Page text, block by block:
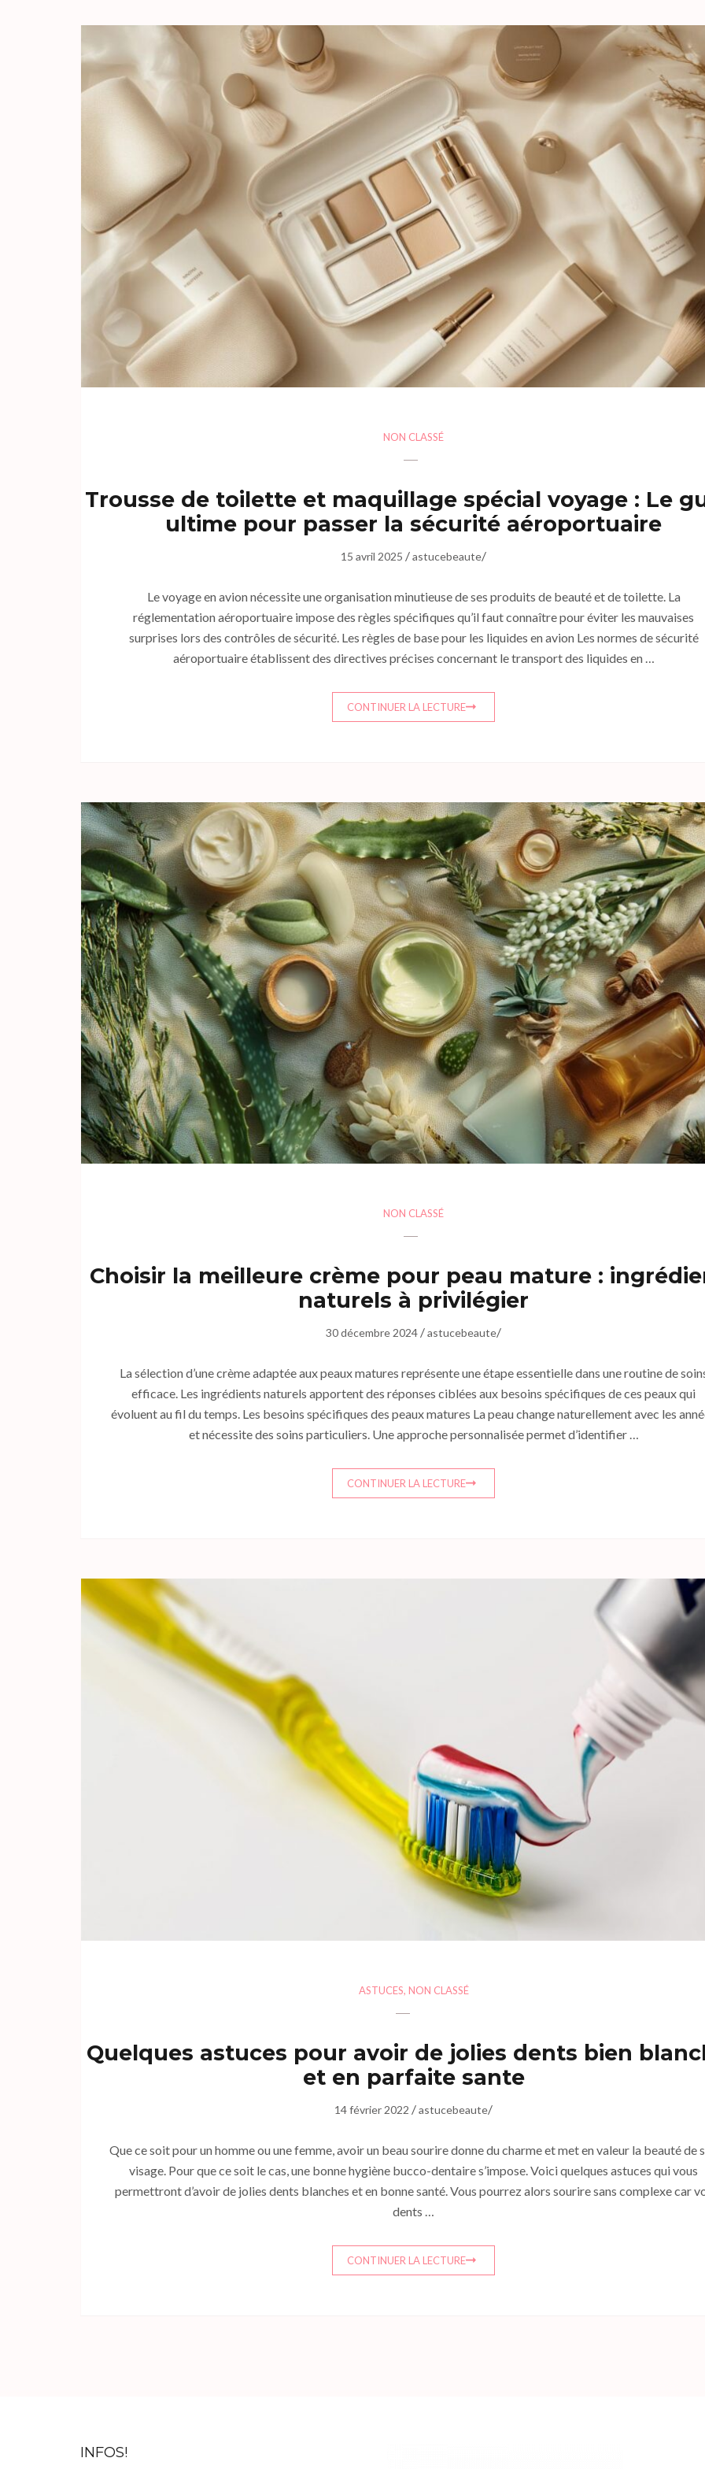
NON CLASSÉ
Trousse de toilette et maquillage spécial voyage : Le
ultime pour passer la sécurité aéroportuaire
15 avril 2025 /astucebeaute/
Le voyage en avion nécessite une organisation minutieuse de ses produits de beauté et de toilette. La
réglementation aéroportuaire impose des règles spécifiques qu’il faut connaître pour éviter les mauvaises
surprises lors des contrôles de sécurité. Les règles de base pour les liquides en avion Les normes de sécurité
aéroportuaire établissent des directives précises concernant le transport des liquides en …
CONTINUER LA LECTURE
NON CLASSÉ
Choisir la meilleure crème pour peau mature :
naturels à privilégier
30 décembre 2024 /astucebeaute/
La sélection d’une crème adaptée aux peaux matures représente une étape essentielle dans une routine de
efficace. Les ingrédients naturels apportent des réponses ciblées aux besoins spécifiques de ces peaux qui
évoluent au fil du temps. Les besoins spécifiques des peaux matures La peau change naturellement avec les
et nécessite des soins particuliers. Une approche personnalisée permet d’identifier …
CONTINUER LA LECTURE
ASTUCES, NON CLASSÉ
Quelques astuces pour avoir de jolies dents bien
et en parfaite sante
14 février 2022 /astucebeaute/
Que ce soit pour un homme ou une femme, avoir un beau sourire donne du charme et met en valeur la beauté de
visage. Pour que ce soit le cas, une bonne hygiène bucco-dentaire s’impose. Voici quelques astuces qui vous
permettront d’avoir de jolies dents blanches et en bonne santé. Vous pourrez alors sourire sans complexe car
dents …
CONTINUER LA LECTURE
INFOS!